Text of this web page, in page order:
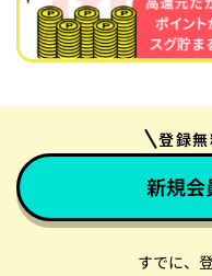
登録
新規会
すでに、